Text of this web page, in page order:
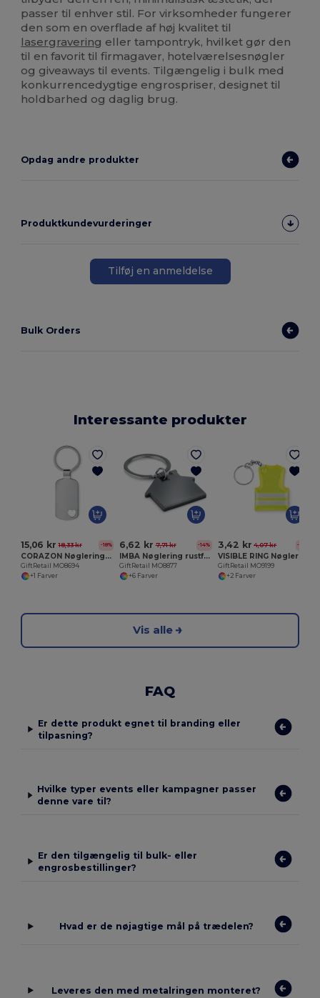
passer til enhver stil. For virksomheder fungerer
den som en overflade af høj kvalitet til
lasergravering eller tampontryk, hvilket gør den
til en favorit til firmagaver, hotelværelsesnøgler
og giveaways til events. Tilgængelig i bulk med
konkurrencedygtige engrospriser, designet til
holdbarhed og daglig brug.
Opdag andre produkter
Produktkundevurderinger
Tilføj en anmeldelse
Bulk Orders
Interessante produkter
15,06 kr 18,33 kr -18%
CORAZON Nøglering med hjertedetaljer
GiftRetail MO8694
+1 Farver
6,62 kr 7,71 kr -14%
IMBA Nøglering rustfrit stål og
GiftRetail MO8877
+6 Farver
3,42 kr 4,07 kr -16%
GiftRetail MO9199
+2 Farver
Vis alle
FAQ
Er dette produkt egnet til branding eller
tilpasning?
Hvilke typer events eller kampagner passer
denne vare til?
Er den tilgængelig til bulk- eller
engrosbestillinger?
Hvad er de nøjagtige mål på trædelen?
Leveres den med metalringen monteret?